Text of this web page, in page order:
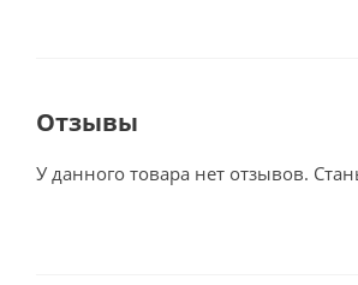
Отзывы
У данного товара нет отзывов.